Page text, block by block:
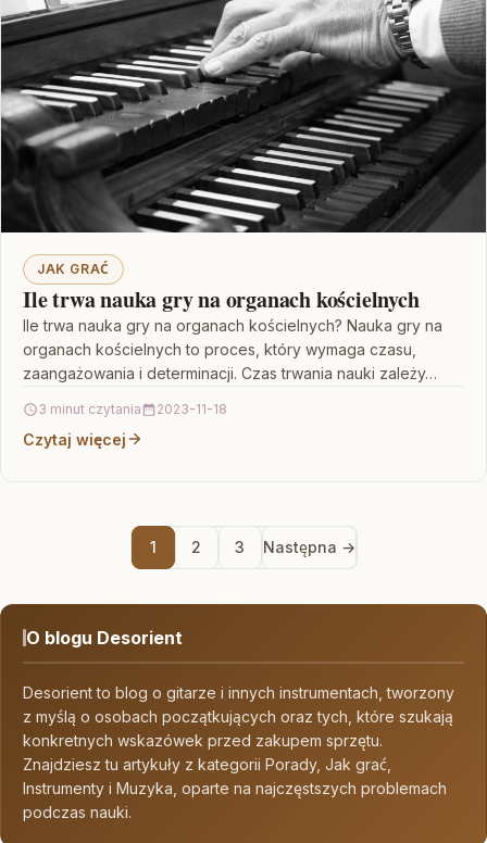
JAK GRAĆ
Ile trwa nauka gry na organach kościelnych
Ile trwa nauka gry na organach kościelnych? Nauka gry na
organach kościelnych to proces, który wymaga czasu,
zaangażowania i determinacji. Czas trwania nauki zależy…
3 minut czytania 2023-11-18
Czytaj więcej
1 2 3 Następna →
O blogu Desorient
Desorient to blog o gitarze i innych instrumentach, tworzony
z myślą o osobach początkujących oraz tych, które szukają
konkretnych wskazówek przed zakupem sprzętu.
Znajdziesz tu artykuły z kategorii Porady, Jak grać,
Instrumenty i Muzyka, oparte na najczęstszych problemach
podczas nauki.